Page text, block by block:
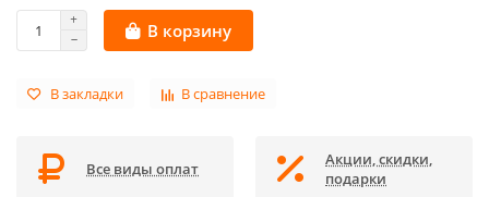
В корзину
В закладки В сравнение
Все виды оплат
Акции, скидки,
подарки